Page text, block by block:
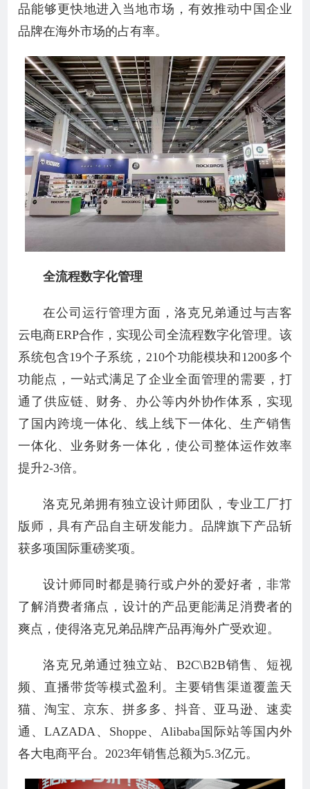
品能够更快地进入当地市场，有效推动中国企业
品牌在海外市场的占有率。
全流程数字化管理
在公司运行管理方面，洛克兄弟通过与吉客
云电商ERP合作，实现公司全流程数字化管理。该
系统包含19个子系统，210个功能模块和1200多个
功能点，一站式满足了企业全面管理的需要，打
通了供应链、财务、办公等内外协作体系，实现
了国内跨境一体化、线上线下一体化、生产销售
一体化、业务财务一体化，使公司整体运作效率
提升2-3倍。
洛克兄弟拥有独立设计师团队，专业工厂打
版师，具有产品自主研发能力。品牌旗下产品斩
获多项国际重磅奖项。
设计师同时都是骑行或户外的爱好者，非常
了解消费者痛点，设计的产品更能满足消费者的
爽点，使得洛克兄弟品牌产品再海外广受欢迎。
洛克兄弟通过独立站、B2C\B2B销售、短视
频、直播带货等模式盈利。主要销售渠道覆盖天
猫、淘宝、京东、拼多多、抖音、亚马逊、速卖
通、LAZADA、Shoppe、Alibaba国际站等国内外
各大电商平台。2023年销售总额为5.3亿元。